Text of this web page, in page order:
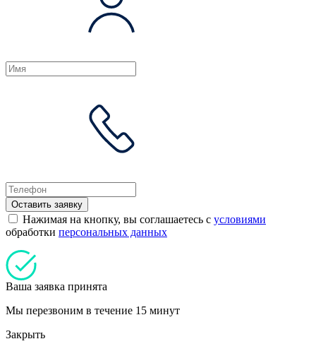
Оставить заявку
Нажимая на кнопку, вы соглашаетесь с условиями
обработки персональных данных
Ваша заявка принята
Мы перезвоним в течение 15 минут
Закрыть